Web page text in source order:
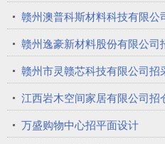
赣州澳普科斯材料科技有限公
赣州逸豪新材料股份有限公司
赣州市灵赣芯科技有限公司招
江西岩木空间家居有限公司招
万盛购物中心招平面设计